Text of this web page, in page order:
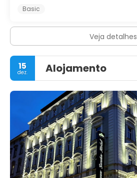
Basic
Veja detalhes
15
dez. Alojamento